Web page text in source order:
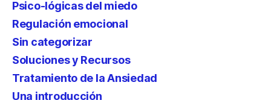
Psico-lógicas del miedo
Regulación emocional
Sin categorizar
Soluciones y Recursos
Tratamiento de la Ansiedad
Una introducción